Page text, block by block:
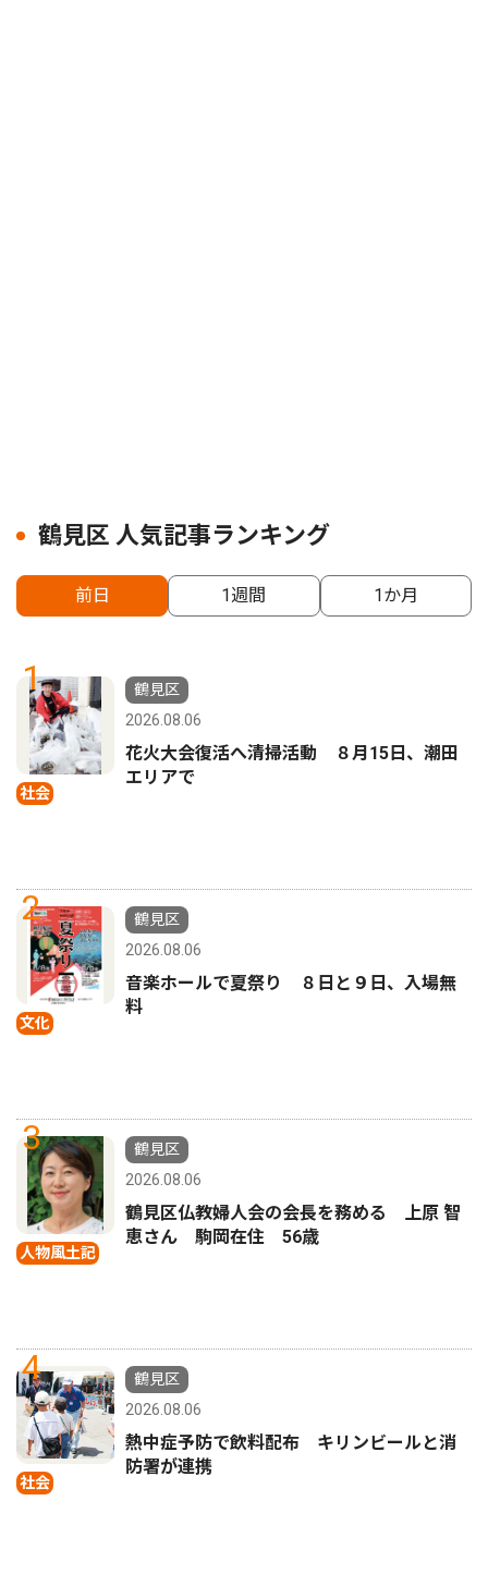
鶴見区 人気記事ランキング
前日 1週間 1か月
1
社会
鶴見区
2026.08.06
花火大会復活へ清掃活動 ８月15日、潮田
エリアで
2
文化
鶴見区
2026.08.06
音楽ホールで夏祭り ８日と９日、入場無
料
3
人物風土記
鶴見区
2026.08.06
鶴見区仏教婦人会の会長を務める 上原 智
恵さん 駒岡在住 56歳
4
社会
鶴見区
2026.08.06
熱中症予防で飲料配布 キリンビールと消
防署が連携